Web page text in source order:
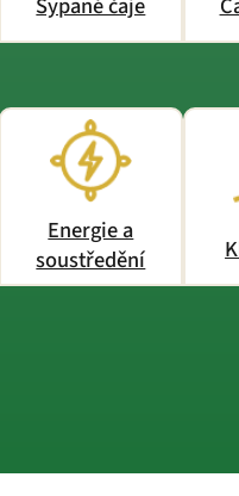
Energie a
soustředění